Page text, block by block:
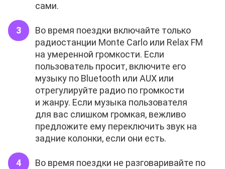
сами.
Во время поездки включайте только
радиостанции Monte Carlo или Relax FM
на умеренной громкости. Если
пользователь просит, включите его
музыку по Bluetooth или AUX или
отрегулируйте радио по громкости
и жанру. Если музыка пользователя
для вас слишком громкая, вежливо
предложите ему переключить звук на
задние колонки, если они есть.
Во время поездки не разговаривайте по